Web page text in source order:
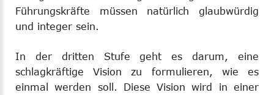
Führungskräfte müssen natürlich glaubwürdig
und integer sein.
In der dritten Stufe geht es darum, eine
schlagkräftige Vision zu formulieren, wie es
einmal werden soll. Diese Vision wird in einer